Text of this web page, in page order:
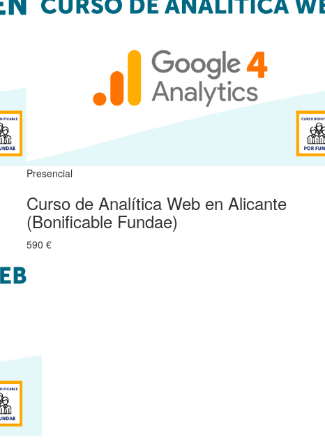
Presencial
Curso de Analítica Web en Alicante
(Bonificable Fundae)
590 €